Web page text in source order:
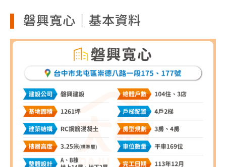
磐興寬心｜基本資料